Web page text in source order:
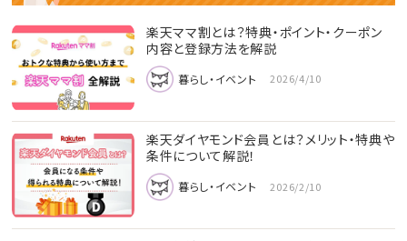
楽天ママ割とは？特典・ポイント・クーポン
内容と登録方法を解説
暮らし・イベント 2026/4/10
楽天ダイヤモンド会員とは？メリット・特典や
条件について解説！
暮らし・イベント 2026/2/10